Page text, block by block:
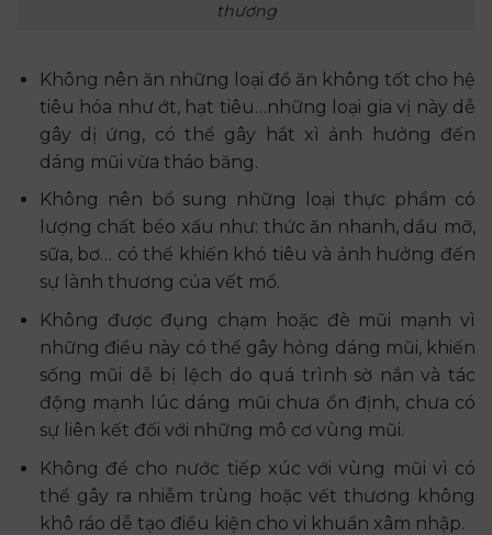
thương
Không nên ăn những loại đồ ăn không tốt cho hệ
tiêu hóa như ớt, hạt tiêu…những loại gia vị này dễ
gây dị ứng, có thể gây hắt xì ảnh hưởng đến
dáng mũi vừa tháo băng.
Không nên bổ sung những loại thực phẩm có
lượng chất béo xấu như: thức ăn nhanh, dầu mỡ,
sữa, bơ… có thể khiến khó tiêu và ảnh hưởng đến
sự lành thương của vết mổ.
Không được đụng chạm hoặc đè mũi mạnh vì
những điều này có thể gây hỏng dáng mũi, khiến
sống mũi dễ bị lệch do quá trình sờ nắn và tác
động mạnh lúc dáng mũi chưa ổn định, chưa có
sự liên kết đối với những mô cơ vùng mũi.
Không để cho nước tiếp xúc với vùng mũi vì có
thể gây ra nhiễm trùng hoặc vết thương không
khô ráo dễ tạo điều kiện cho vi khuẩn xâm nhập.